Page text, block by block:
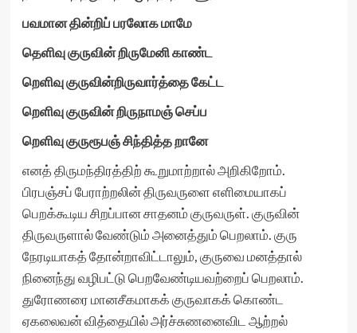
பவமான தின்றிப் பரலோக மாமே
தெளிவு குருவின் றிருமேனி காண்ட
றெளிவு குருவின்றிருவார்த்தை கேட்ட
றெளிவு குருவின் றிருநாமஞ் செப்ப
றெளிவு குருரூபஞ் சிந்தித்த றானே
எனத் திருமந்திரத்திற் கூறுமாற்றால் அறிகிறோம்.
பிரபஞ்சப் பேராற்றலின் திருவருளை எளிமையாகப்
பெறக்கூடிய சிறப்பான சாதனம் குருவருள். குருவின்
திருவருளால் வேண்டும் அனைத்தும் பெறலாம். குரு
நேரடியாகத் தோன்றாவிட்டாலும், குருவை மனத்தால்
நினைந்து வழிபட்டு பெறவேண்டியவற்றைப் பெறலாம்.
துரோணரை மானசீகமாகக் குருவாகக் கொண்ட
ஏகலைவன் வித்தையில் அர்ச்சுணனைவிட ஆற்றல்